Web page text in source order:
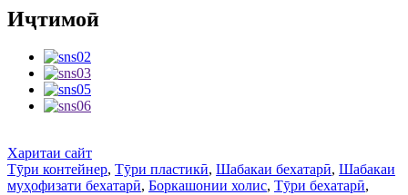
Иҷтимоӣ
Харитаи сайт
Тӯри контейнер, Тӯри пластикӣ, Шабакаи бехатарӣ, Шабакаи
муҳофизати бехатарӣ, Боркашонии холис, Тӯри бехатарӣ,